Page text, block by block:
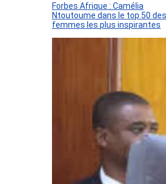
Forbes Afrique : Camélia
Ntoutoume dans le top 50 des
femmes les plus inspirantes